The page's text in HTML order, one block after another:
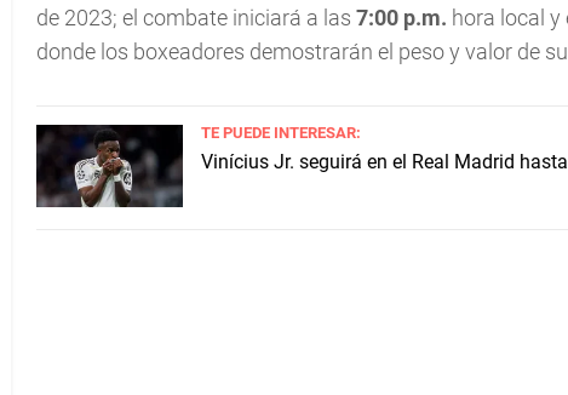
de 2023; el combate iniciará a las 7:00 p.m. hora local y
donde los boxeadores demostrarán el peso y valor de
TE PUEDE INTERESAR:
Vinícius Jr. seguirá en el Real Madrid